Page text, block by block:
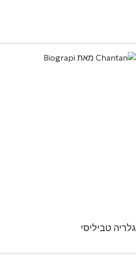
גלריה טביליסי